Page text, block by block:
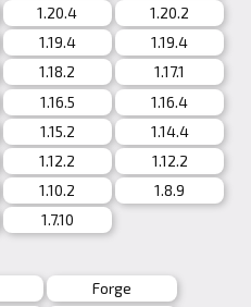
1.20.4
1.20.2
1.19.4
1.19.4
1.18.2
1.17.1
1.16.5
1.16.4
1.15.2
1.14.4
1.12.2
1.12.2
1.10.2
1.8.9
1.7.10
Forge